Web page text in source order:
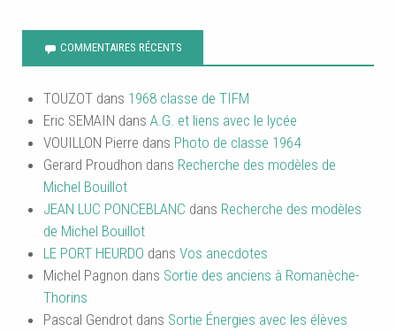
COMMENTAIRES RÉCENTS
TOUZOT dans 1968 classe de TIFM
Eric SEMAIN dans A.G. et liens avec le lycée
VOUILLON Pierre dans Photo de classe 1964
Gerard Proudhon dans Recherche des modèles de
Michel Bouillot
JEAN LUC PONCEBLANC dans Recherche des modèles
de Michel Bouillot
LE PORT HEURDO dans Vos anecdotes
Michel Pagnon dans Sortie des anciens à Romanèche-
Thorins
Pascal Gendrot dans Sortie Énergies avec les élèves